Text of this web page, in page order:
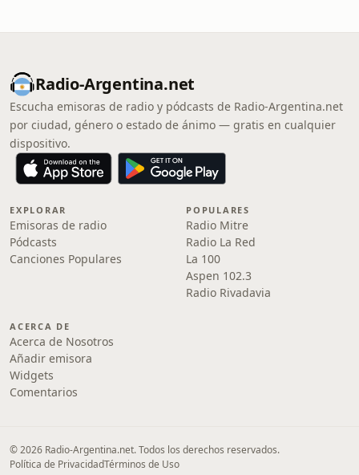
Radio-Argentina.net
Escucha emisoras de radio y pódcasts de Radio-Argentina.net
por ciudad, género o estado de ánimo — gratis en cualquier
dispositivo.
EXPLORAR
Emisoras de radio
Pódcasts
Canciones Populares
POPULARES
Radio Mitre
Radio La Red
La 100
Aspen 102.3
Radio Rivadavia
ACERCA DE
Acerca de Nosotros
Añadir emisora
Widgets
Comentarios
© 2026 Radio-Argentina.net. Todos los derechos reservados.
Política de PrivacidadTérminos de Uso